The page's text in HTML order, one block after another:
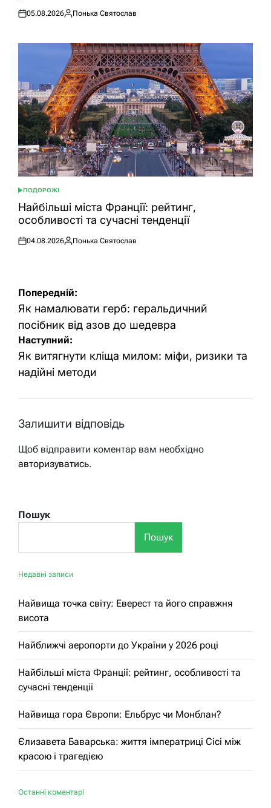
Оприлюднено
05.08.2026
Опубліковано
Понька Святослав
ОПУБЛІКУВАТИ
У
ПОДОРОЖІ
Найбільші міста Франції: рейтинг,
особливості та сучасні тенденції
Оприлюднено
04.08.2026
Опубліковано
Понька Святослав
Навігація
записів
Попередній:
Як намалювати герб: геральдичний
посібник від азов до шедевра
Наступний:
Як витягнути кліща милом: міфи, ризики та
надійні методи
Залишити відповідь
Щоб відправити коментар вам необхідно
авторизуватись.
Пошук
Пошук
Недавні записи
Найвища точка світу: Еверест та його справжня
висота
Найближчі аеропорти до України у 2026 році
Найбільші міста Франції: рейтинг, особливості та
сучасні тенденції
Найвища гора Європи: Ельбрус чи Монблан?
Єлизавета Баварська: життя імператриці Сісі між
красою і трагедією
Останні коментарі